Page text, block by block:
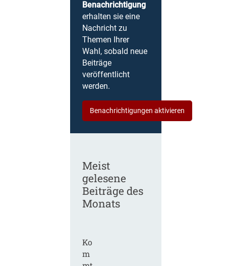
Benachrichtigung
erhalten sie eine
Nachricht zu
Themen Ihrer
Wahl, sobald neue
Beiträge
veröffentlicht
werden.
Benachrichtigungen aktivieren
Meist
gelesene
Beiträge des
Monats
Ko
m